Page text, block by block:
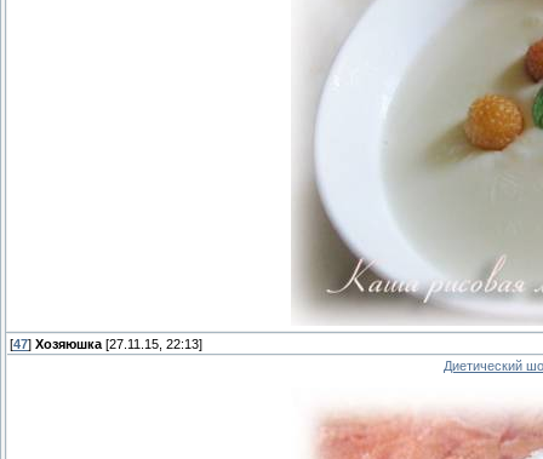
[47] Хозяюшка [27.11.15, 22:13]
Диетический